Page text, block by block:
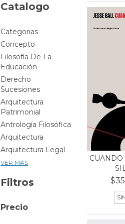
Catalogo
Categorias
Concepto
Filosofía De La
Educación
Derecho
Sucesiones
Arquitectura
Patrimonial
Antrología Filosófica
Arquitectura
Arquitectura Legal
VER MÁS
Filtros
Precio